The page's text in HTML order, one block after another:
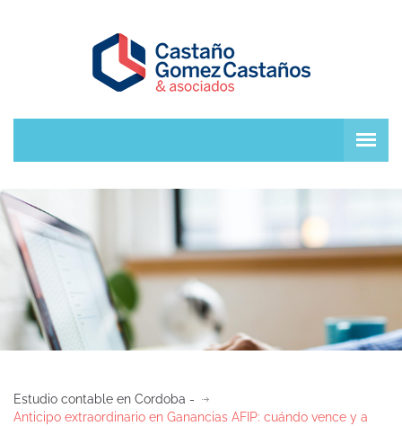
Estudio contable en Cordoba -
Anticipo extraordinario en Ganancias AFIP: cuándo vence y a